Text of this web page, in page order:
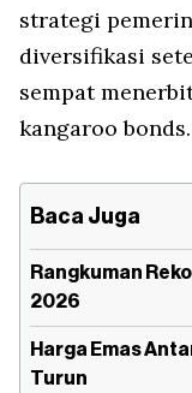
strategi
diversifikasi
sempat
kangaroo bonds.
Baca Juga
Rangkuman
2026
Harga Emas
Turun